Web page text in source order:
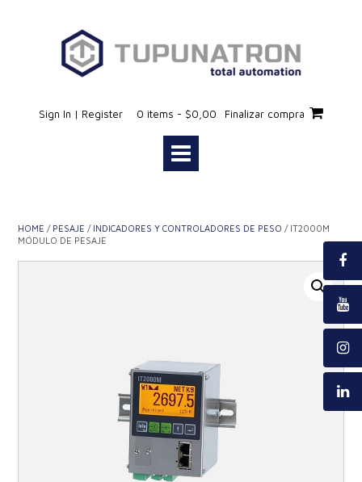
Sign In | Register 0 items - $0,00 Finalizar compra
HOME / PESAJE / INDICADORES Y CONTROLADORES DE PESO / IT2000M
MÓDULO DE PESAJE